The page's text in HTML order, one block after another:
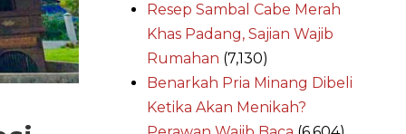
Resep Sambal Cabe Merah
Khas Padang, Sajian Wajib
Rumahan (7,130)
Benarkah Pria Minang Dibeli
Ketika Akan Menikah?